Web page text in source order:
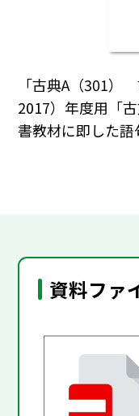
「古典A（301
2017）年度用「
書教材に即した語
資料ファ